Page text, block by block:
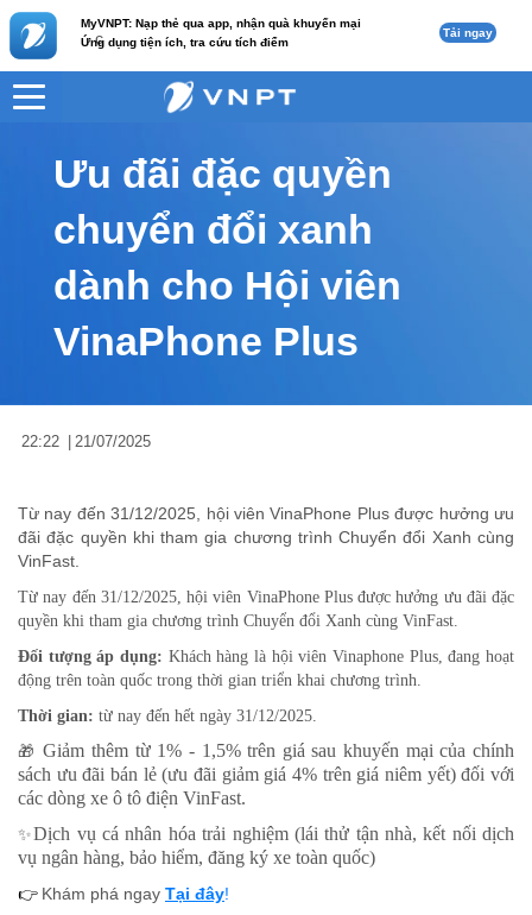
MyVNPT: Nạp thẻ qua app, nhận quà khuyến mại
Ứng dụng tiện ích, tra cứu tích điểm
c Tải ngay
VNPT Nội dung tin
Ưu đãi đặc quyền
chuyển đổi xanh
dành cho Hội viên
VinaPhone Plus
22:22 21/07/2025
Từ nay đến 31/12/2025, hội viên VinaPhone Plus được hưởng ưu
đãi đặc quyền khi tham gia chương trình Chuyển đổi Xanh cùng
VinFast.
Từ nay đến 31/12/2025, hội viên VinaPhone Plusđược hưởng ưu đãi đặc
quyền khi tham gia chương trình Chuyển đổi Xanh cùng VinFast.
Đối tượngáp dụng: Khách hàng là hội viên Vinaphone Plus, đang hoạt
động trên toàn quốc trong thời gian triển khai chương trình.
Thời gian: từ nay đến hết ngày 31/12/2025.
🎁 Giảm thêm từ 1% - 1,5% trên giá sau khuyến mại của chính
sách ưu đãi bán lẻ (ưu đãi giảm giá 4% trên giá niêm yết) đối với
các dòng xe ô tô điện VinFast.
✨Dịch vụ cá nhân hóa trải nghiệm (lái thử tận nhà, kết nối dịch
vụ ngân hàng, bảo hiểm, đăng ký xe toàn quốc)
👉 Khám phá ngay Tại đây!